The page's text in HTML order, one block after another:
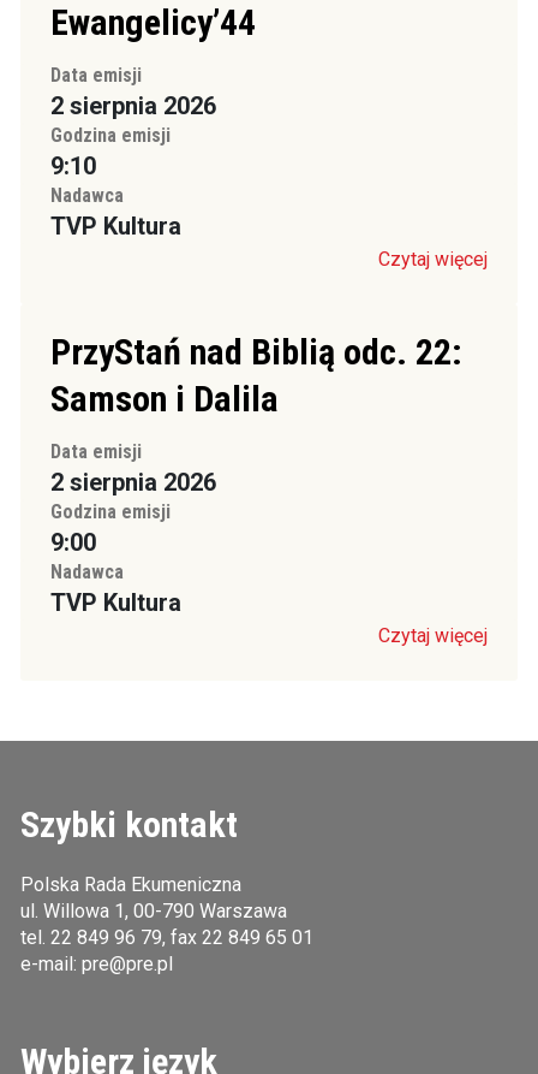
Ewangelicy’44
Data emisji
2 sierpnia 2026
Godzina emisji
9:10
Nadawca
TVP Kultura
Czytaj więcej
PrzyStań nad Biblią odc. 22:
Samson i Dalila
Data emisji
2 sierpnia 2026
Godzina emisji
9:00
Nadawca
TVP Kultura
Czytaj więcej
Szybki kontakt
Polska Rada Ekumeniczna
ul. Willowa 1, 00-790 Warszawa
tel. 22 849 96 79, fax 22 849 65 01
e-mail: pre@pre.pl
Wybierz język